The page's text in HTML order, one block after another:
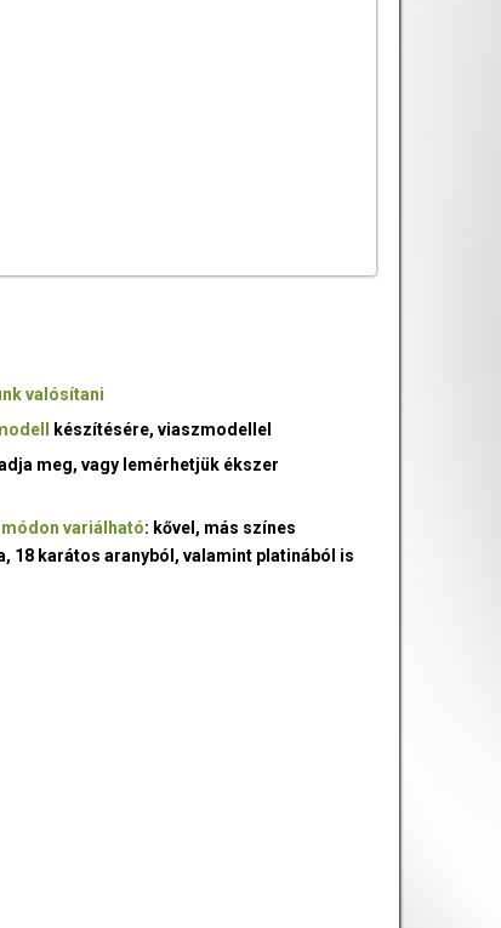
valósítani
készítésére, viaszmodellel
meg, vagy lemérhetjük ékszer
variálható: kővel, más színes
18 karátos aranyból, valamint platinából is